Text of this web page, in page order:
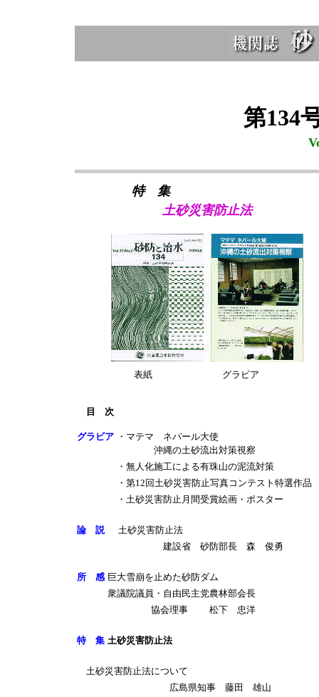
第134
特 集
土砂災害防止法
表紙 グラビア
目　次
グラビア ・マテマ ネパール大使
沖縄の土砂流出対策視察
・無人化施工による有珠山の泥流対策
・第12回土砂災害防止写真コンテスト特選作品
・土砂災害防止月間受賞絵画・ポスター
論 説
土砂災害防止法
建設省 砂防部長 森 俊勇
所 感 巨大雪崩を止めた砂防ダム
衆議院議員・自由民主党農林部会長
協会理事
松下 忠洋
特 集 土砂災害防止法
土砂災害防止法について
広島県知事 藤田 雄山